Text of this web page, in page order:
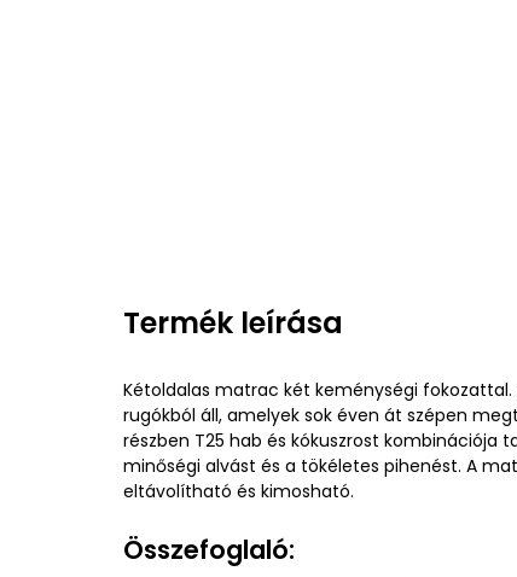
Termék leírása
Kétoldalas matrac két keménységi
rugókból áll, amelyek sok éven át szépen
részben T25 hab és kókuszrost kombinációja
minőségi alvást és a tökéletes pihenést. A
eltávolítható és kimosható.
Összefoglaló: